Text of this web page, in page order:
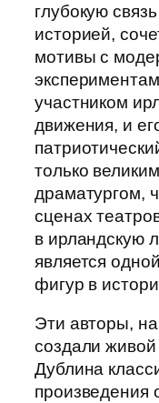
глубокую
историей,
мотивы с
участником
движения, и
только
драматургом,
сценах
в ирландскую
является
фигур в
Эти авторы,
создали
Дублина
произведения